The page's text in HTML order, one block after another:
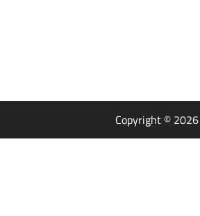
Copyright © 2026